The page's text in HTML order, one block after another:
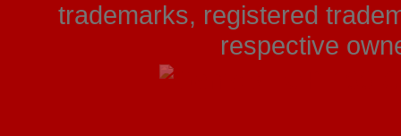
trademarks, registered
respective